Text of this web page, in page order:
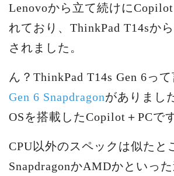
Lenovoから立て続けにCopilot
れており、ThinkPad T14sか
されました。
ん？ThinkPad T14s Gen 6っ
Gen 6 Snapdragonがありまし
OSを搭載したCopilot＋PCです
CPU以外のスペックは似たと
SnapdragonかAMDかといった